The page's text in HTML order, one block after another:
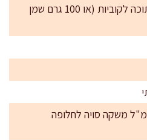
120 גרם חמאה קרה, חתוכה לקוביות (או 100 גרם שמן
1 ביצה בגודל M (או 40 מ"ל משקה סויה לחלופה